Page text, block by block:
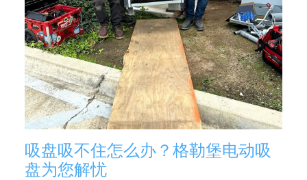
吸盘吸不住怎么办？格勒堡电动吸
盘为您解忧